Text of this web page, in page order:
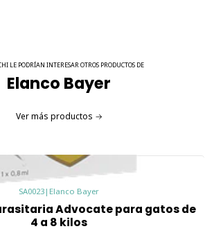
LE PODRÍAN INTERESAR OTROS PRODUCTOS DE
Elanco Bayer
Ver más productos
SA0023 | Elanco Bayer
Advocate para gatos de
4 a 8 kilos